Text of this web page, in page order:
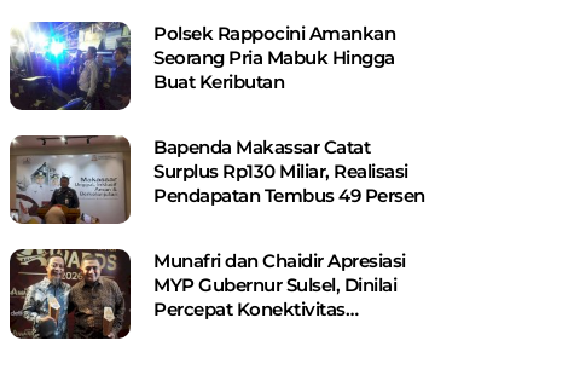
Polsek Rappocini Amankan
Seorang Pria Mabuk Hingga
Buat Keributan
Bapenda Makassar Catat
Surplus Rp130 ​​Miliar, Realisasi
Pendapatan Tembus 49 Persen
Munafri dan Chaidir Apresiasi
MYP Gubernur Sulsel, Dinilai
Percepat Konektivitas